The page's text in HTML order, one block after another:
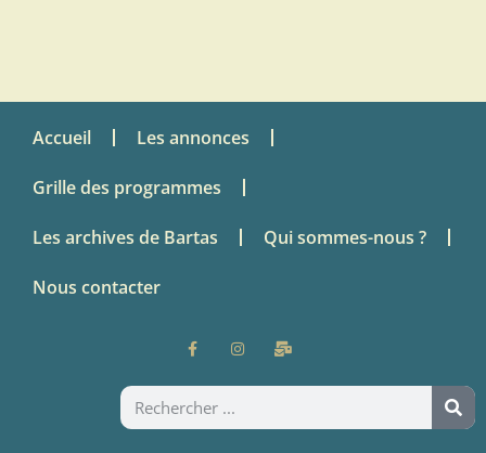
Accueil Les annonces
Grille des programmes
Les archives de Bartas Qui sommes-nous ?
Nous contacter